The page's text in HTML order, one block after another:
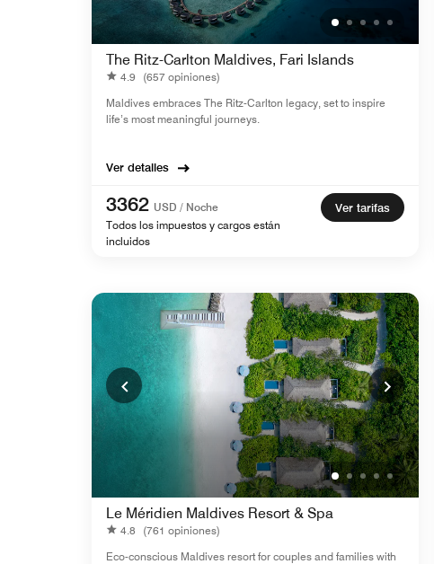
The Ritz-Carlton Maldives, Fari Islands
4.9
(657 opiniones)
Maldives embraces The Ritz-Carlton legacy, set to inspire
life’s most meaningful journeys.
Ver detalles
3362 USD / Noche
Todos los impuestos y cargos están
incluidos
Ver tarifas
Le Méridien Maldives Resort & Spa
4.8
(761 opiniones)
Eco-conscious Maldives resort for couples and families with